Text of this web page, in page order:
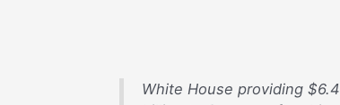
White House providing $6.4